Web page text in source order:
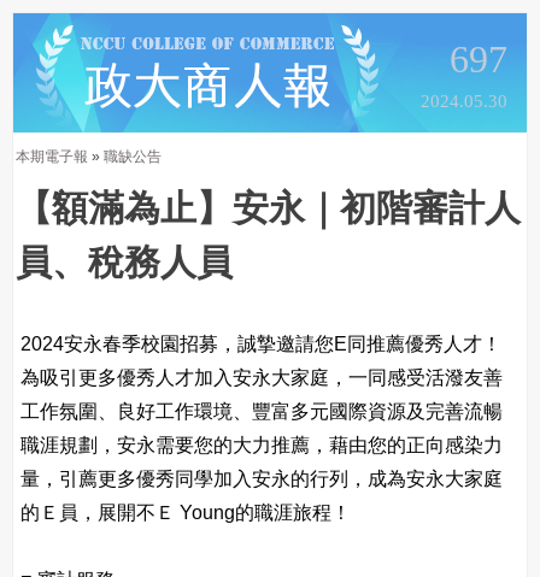
697
2024.05.30
本期電子報 » 職缺公告
【額滿為止】安永｜初階審計人
員、稅務人員
2024安永春季校園招募，誠摯邀請您E同推薦優秀人才！
為吸引更多優秀人才加入安永大家庭，一同感受活潑友善
工作氛圍、良好工作環境、豐富多元國際資源及完善流暢
職涯規劃，安永需要您的大力推薦，藉由您的正向感染力
量，引薦更多優秀同學加入安永的行列，成為安永大家庭
的Ｅ員，展開不Ｅ Young的職涯旅程！